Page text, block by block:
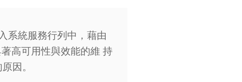
系統服務行列中，藉由
高可用性與效能的維 持
因。